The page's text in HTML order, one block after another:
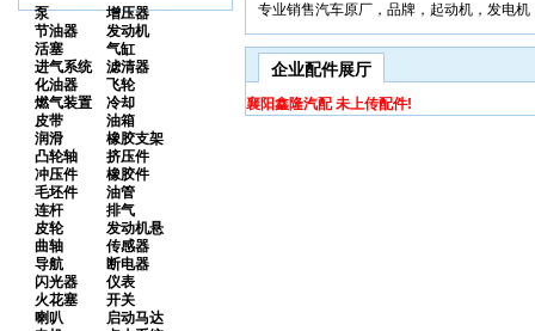
泵
增压器
节油器
发动机
活塞
气缸
进气系统
滤清器
化油器
飞轮
燃气装置
冷却
皮带
油箱
润滑
橡胶支架
凸轮轴
挤压件
冲压件
橡胶件
毛坯件
油管
连杆
排气
皮轮
发动机悬
曲轴
传感器
导航
断电器
闪光器
仪表
火花塞
开关
喇叭
启动马达
专业销售汽车原厂，品牌，起动机，发电
企业配件展厅
襄阳鑫隆汽配 未上传配件!